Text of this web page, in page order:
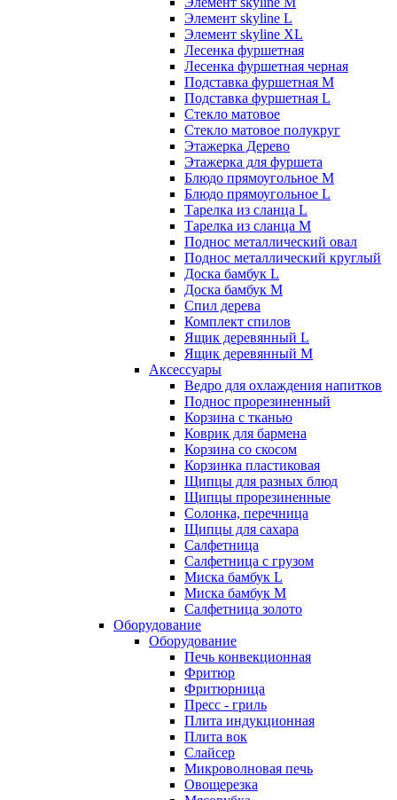
Элемент skyline L
Элемент skyline XL
Лесенка фуршетная
Лесенка фуршетная черная
Подставка фуршетная M
Подставка фуршетная L
Стекло матовое
Стекло матовое полукруг
Этажерка Дерево
Этажерка для фуршета
Блюдо прямоугольное M
Блюдо прямоугольное L
Тарелка из сланца L
Тарелка из сланца M
Поднос металлический овал
Поднос металлический круглый
Доска бамбук L
Доска бамбук M
Спил дерева
Комплект спилов
Ящик деревянный L
Ящик деревянный M
Аксессуары
Ведро для охлаждения напитков
Поднос прорезиненный
Корзина с тканью
Коврик для бармена
Корзина со скосом
Корзинка пластиковая
Щипцы для разных блюд
Щипцы прорезиненные
Солонка, перечница
Щипцы для сахара
Салфетница
Салфетница с грузом
Миска бамбук L
Миска бамбук M
Салфетница золото
Оборудование
Оборудование
Печь конвекционная
Фритюр
Фритюрница
Пресс - гриль
Плита индукционная
Плита вок
Слайсер
Микроволновая печь
Овощерезка